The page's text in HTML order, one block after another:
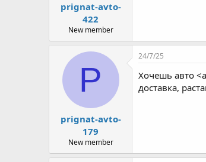
prignat-avto-
422
New member
P
prignat-avto-
179
New member
24/7/25
Хочешь авто
доставка,